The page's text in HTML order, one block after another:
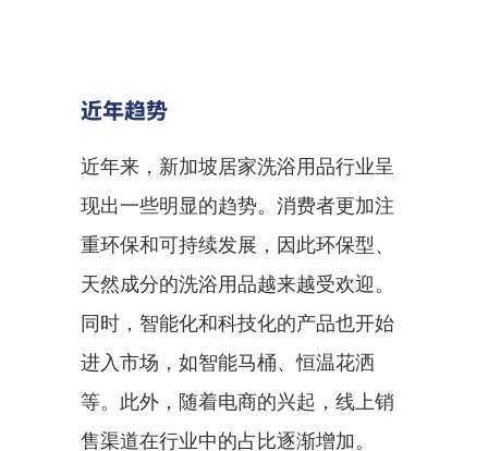
近年趋势
近年来，新加坡居家洗浴用品行业呈
现出一些明显的趋势。消费者更加注
重环保和可持续发展，因此环保型、
天然成分的洗浴用品越来越受欢迎。
同时，智能化和科技化的产品也开始
进入市场，如智能马桶、恒温花洒
等。此外，随着电商的兴起，线上销
售渠道在行业中的占比逐渐增加。